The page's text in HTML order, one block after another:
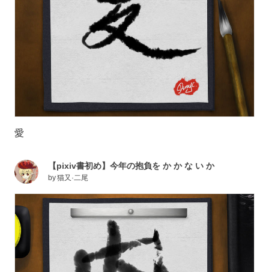
愛
【pixiv書初め】今年の抱負を か か な い か
by猫又·二尾